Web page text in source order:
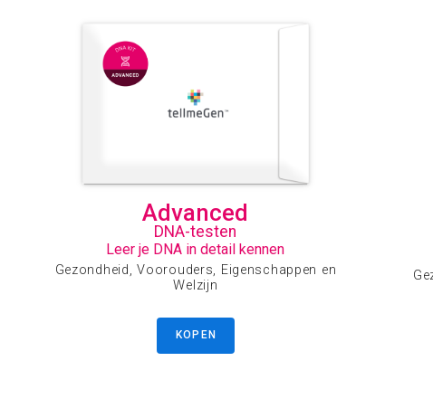
Advanced
DNA-testen
Leer je DNA in detail kennen
Gezondheid, Voorouders, Eigenschappen en
Welzijn
KOPEN